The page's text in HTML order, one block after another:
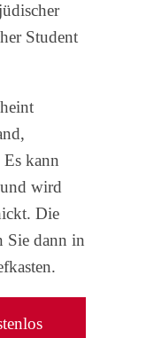
Student
kann
wird
Die
Sie dann in